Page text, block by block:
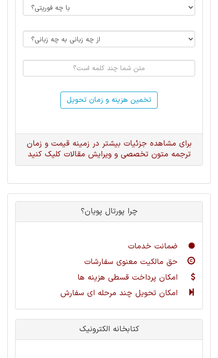
تخمین هزینه و زمان تحویل
برای مشاهده جزئیات بیشتر در زمینه قیمت و زمان
ترجمه متون تخصصی و ویرایش مقالات کلیک کنید
چرا پورتال پویان؟
ضمانت خدمات
حق مالکیت معنوی سفارشات
امکان پرداخت قسطی هزینه ها
امکان تحویل چند مرحله ای سفارش
کتابخانه الکترونیک